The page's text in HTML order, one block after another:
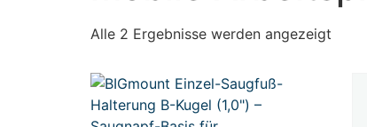
Alle 2 Ergebnisse werden angezeigt